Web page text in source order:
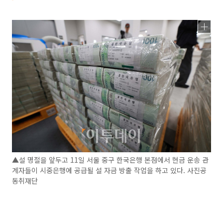
▲설 명절을 앞두고 11일 서울 중구 한국은행 본점에서 현금 운송 관
계자들이 시중은행에 공급될 설 자금 방출 작업을 하고 있다. 사진공
동취재단